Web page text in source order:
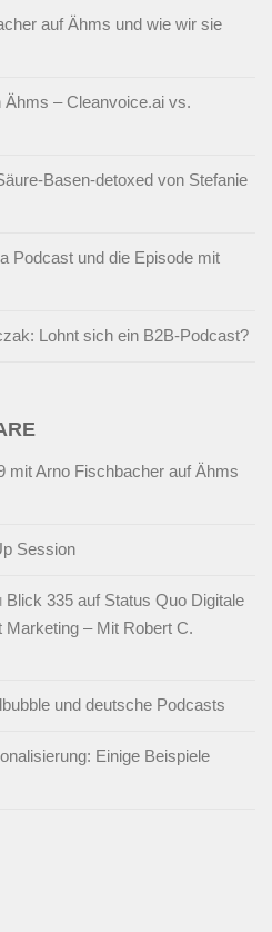
auf Ähms und wie wir sie
– Cleanvoice.ai vs.
Basen-detoxed von Stefanie
Podcast und die Episode mit
Lohnt sich ein B2B-Podcast?
mit Arno Fischbacher auf Ähms
Session
Blick 335 auf Status Quo Digitale
– Mit Robert C.
und deutsche Podcasts
Einige Beispiele